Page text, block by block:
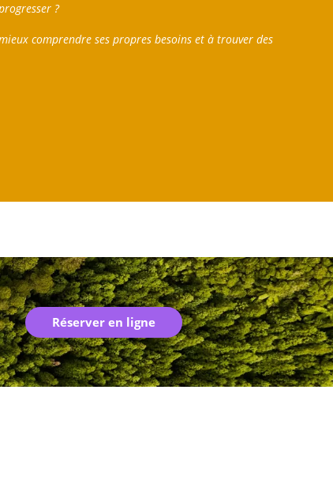
?
comprendre ses propres besoins et à trouver des
Réserver en ligne